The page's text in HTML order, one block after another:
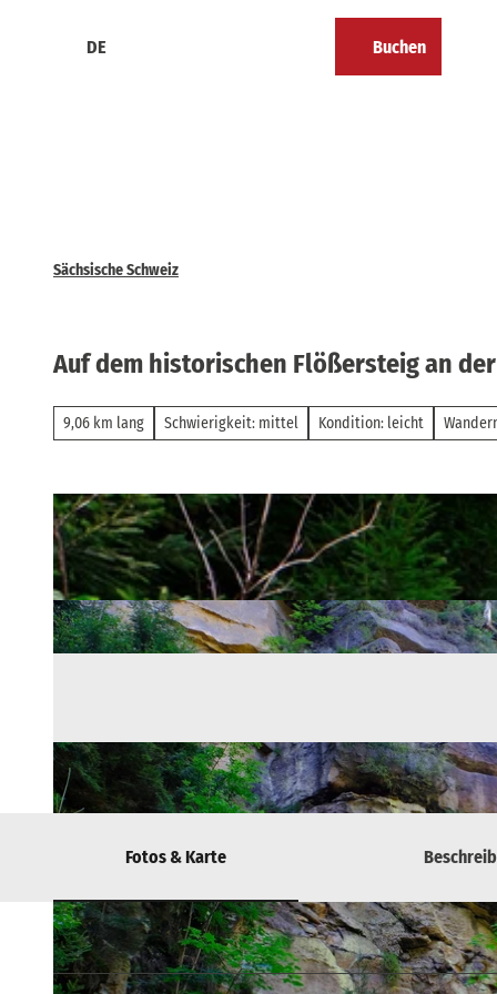
DE Buchen
Sächsische Schweiz
Auf dem historischen Flößersteig an
9,06 km lang Schwierigkeit: mittel Kondition: leicht
Fotos & Karte